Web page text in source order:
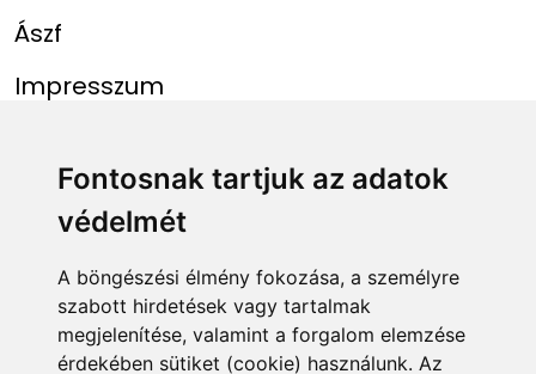
Fontosnak tartjuk az adatok
védelmét
A böngészési élmény fokozása, a személyre
szabott hirdetések vagy tartalmak
megjelenítése, valamint a forgalom elemzése
érdekében sütiket (cookie) használunk. Az
Ászf
Impresszum
Menü
Főoldal
Rekordlista
Abszolút rekordlista
Linkek
mohosz.hu
horgaszjegy.hu